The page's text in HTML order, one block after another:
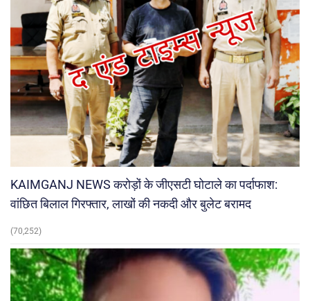
KAIMGANJ NEWS करोड़ों के जीएसटी घोटाले का पर्दाफाश:
वांछित बिलाल गिरफ्तार, लाखों की नकदी और बुलेट बरामद
(70,252)